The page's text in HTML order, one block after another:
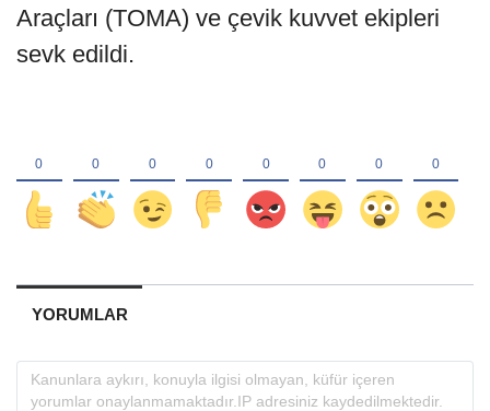
Araçları (TOMA) ve çevik kuvvet ekipleri
sevk edildi.
YORUMLAR